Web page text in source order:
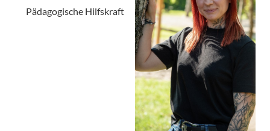
Pädagogische Hilfskraft